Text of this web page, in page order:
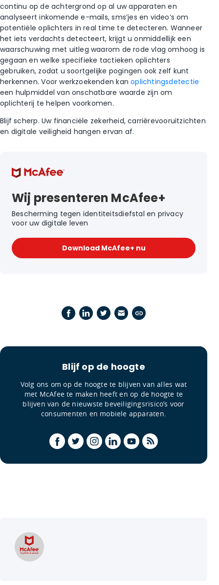
continu op de achtergrond op al uw apparaten en
analyseert inkomende e-mails, sms’jes en video’s om
potentiële oplichters in real time te detecteren. Wanneer
het iets verdachts detecteert, krijgt u onmiddellijk een
waarschuwing met uitleg waarom de rode vlag omhoog is
gegaan en welke specifieke tactieken oplichters
gebruiken, zodat u soortgelijke pogingen ook zelf kunt
herkennen. Voor werkzoekenden kanoplichtingsdetectie
een hulpmiddel van onschatbare waarde zijn om
oplichterij te helpen voorkomen.
Blijf scherp. Uw financiële zekerheid, carrièrevooruitzichten
en digitale veiligheid hangen ervan af.
Wij presenteren McAfee+
Bescherming tegen identiteitsdiefstal en privacy
voor uw digitale leven
Download McAfee+ nu
Blijf op de hoogte
Volg ons om op de hoogte te blijven van alles wat
met McAfee te maken heeft en op de hoogte te
blijven van de nieuwste beveiligingsrisico’s voor
consumenten en mobiele apparaten.